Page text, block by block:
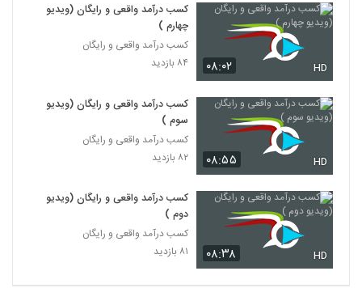
۰۸:۰۲ HD
کسب درآمد واقعی و رایگان (ویدیو
چهارم )
کسب درآمد واقعی و رایگان
۸۴ بازدید
۰۸:۵۵ HD
کسب درآمد واقعی و رایگان (ویدیو
سوم )
کسب درآمد واقعی و رایگان
۸۲ بازدید
۰۸:۳۸ HD
کسب درآمد واقعی و رایگان (ویدیو
دوم )
کسب درآمد واقعی و رایگان
۸۱ بازدید